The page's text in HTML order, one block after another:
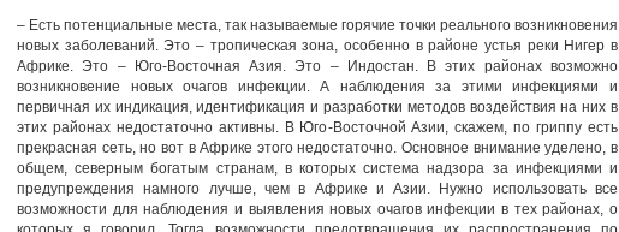
– Есть потенциальные места, так называемые горячие точки реального возникновения
новых заболеваний. Это – тропическая зона, особенно в районе устья реки Нигер в
Африке. Это – Юго-Восточная Азия. Это – Индостан. В этих районах возможно
возникновение новых очагов инфекции. А наблюдения за этими инфекциями и
первичная их индикация, идентификация и разработки методов воздействия на них в
этих районах недостаточно активны. В Юго-Восточной Азии, скажем, по гриппу есть
прекрасная сеть, но вот в Африке этого недостаточно. Основное внимание уделено, в
общем, северным богатым странам, в которых система надзора за инфекциями и
предупреждения намного лучше, чем в Африке и Азии. Нужно использовать все
возможности для наблюдения и выявления новых очагов инфекции в тех районах, о